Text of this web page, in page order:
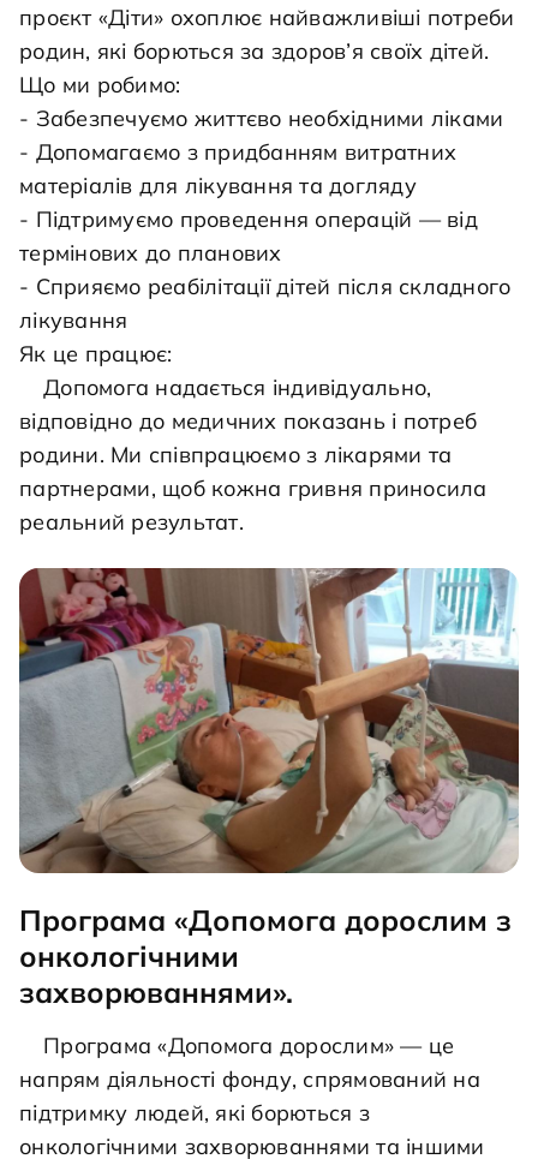
проєкт «Діти» охоплює найважливіші потреби
родин, які борються за здоров’я своїх дітей.
Що ми робимо:
- Забезпечуємо життєво необхідними ліками
- Допомагаємо з придбанням витратних
матеріалів для лікування та догляду
- Підтримуємо проведення операцій — від
термінових до планових
- Сприяємо реабілітації дітей після складного
лікування
Як це працює:
	Допомога надається індивідуально,
відповідно до медичних показань і потреб
родини. Ми співпрацюємо з лікарями та
партнерами, щоб кожна гривня приносила
реальний результат.
Програма «Допомога дорослим з
онкологічними
захворюваннями».
	Програма «Допомога дорослим» — це
напрям діяльності фонду, спрямований на
підтримку людей, які борються з
онкологічними захворюваннями та іншими